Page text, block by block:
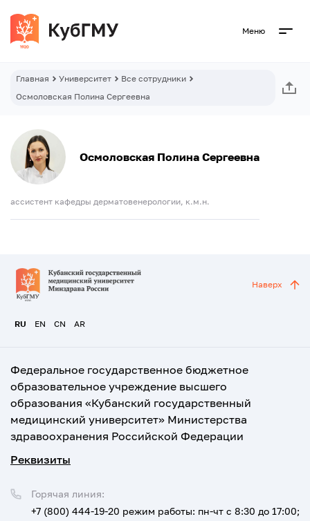
Меню
Главная Университет
Все сотрудники
Осмоловская Полина Сергеевна
Осмоловская Полина Сергеевна
ассистент кафедры дерматовенерологии, к.м.н.
RU EN CN AR
Наверх
Федеральное государственное бюджетное
образовательное учреждение высшего
образования «Кубанский государственный
медицинский университет» Министерства
здравоохранения Российской Федерации
Реквизиты
Горячая линия:
+7 (800) 444-19-20 режим работы: пн-чт с 8:30 до 17:00;